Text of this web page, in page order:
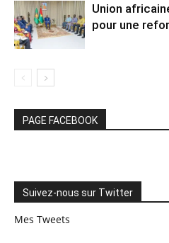
Union
pour une
PAGE FACEBOOK
Suivez-nous sur Twitter
Mes Tweets